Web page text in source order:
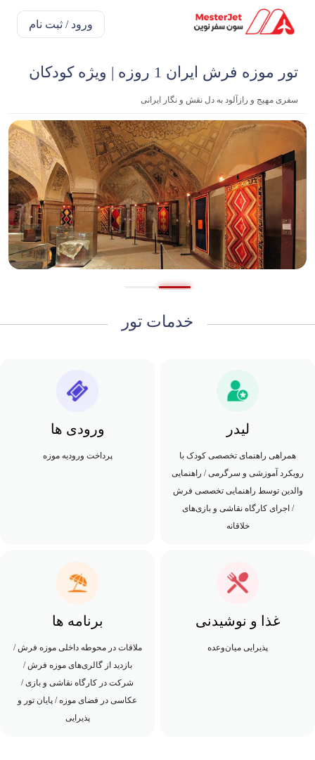
ورود / ثبت نام
تور موزه فرش ایران 1 روزه | ویژه کودکان
سفری مهیج و رازآلود به دل نقش و نگار ایرانی
خدمات تور
لیدر
همراهی راهنمای تخصصی کودک با
رویکرد آموزشی و سرگرمی / راهنمایی
والدین توسط راهنمایی تخصصی فرش
/ اجرای کارگاه نقاشی و بازی‌های
خلاقانه
ورودی ها
پرداخت ورودیه موزه
غذا و نوشیدنی
پذیرایی میان‌وعده
برنامه ها
ملاقات در محوطه داخلی موزه فرش /
بازدید از گالری‌های موزه فرش /
شرکت در کارگاه نقاشی و بازی /
عکاسی در فضای موزه / پایان تور و
پذیرایی